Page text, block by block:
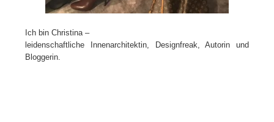
Ich bin Christina –
leidenschaftliche Innenarchitektin, Designfreak, Autorin und
Bloggerin.